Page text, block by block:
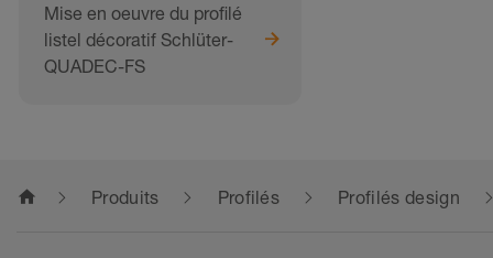
Mise en oeuvre du profilé
listel décoratif Schlüter-
QUADEC-FS
home Produits Profilés Profilés design